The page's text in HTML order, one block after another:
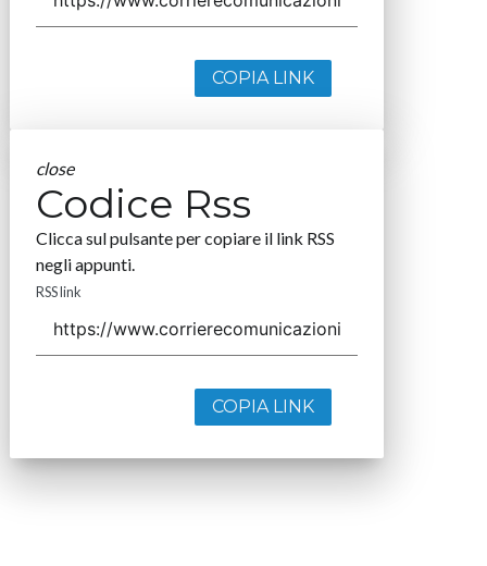
COPIA LINK
close
Codice Rss
Clicca sul pulsante per copiare il link RSS
negli appunti.
RSS link
COPIA LINK